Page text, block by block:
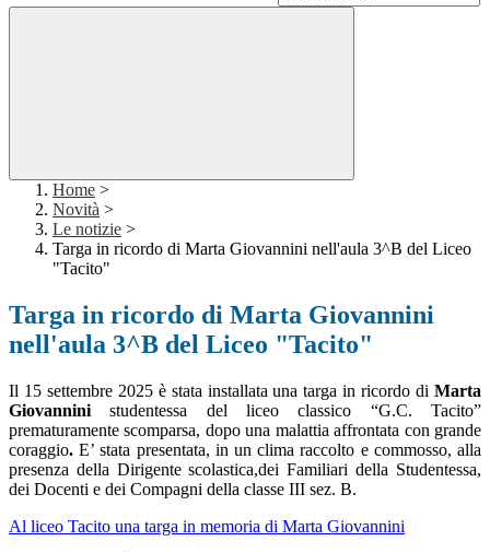
Home >
Novità >
Le notizie >
Targa in ricordo di Marta Giovannini nell'aula 3^B del Liceo
"Tacito"
Targa in ricordo di Marta Giovannini
nell'aula 3^B del Liceo "Tacito"
Il 15 settembre 2025 è stata installata una targa in ricordo di Marta
Giovannini studentessa del liceo classico “G.C. Tacito”
prematuramente scomparsa, dopo una malattia affrontata con grande
coraggio. E’ stata presentata, in un clima raccolto e commosso, alla
presenza della Dirigente scolastica,dei Familiari della Studentessa,
dei Docenti e dei Compagni della classe III sez. B.
Al liceo Tacito una targa in memoria di Marta Giovannini